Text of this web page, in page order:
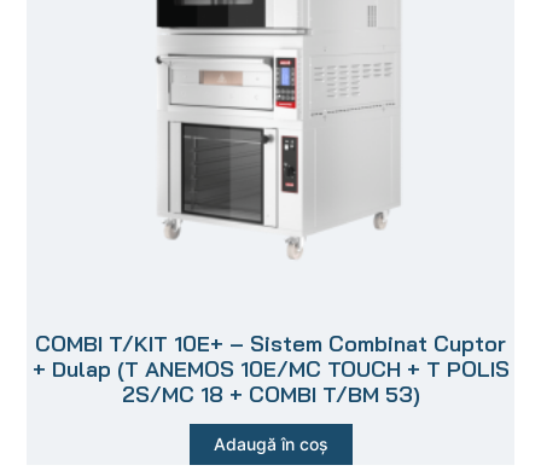
COMBI T/KIT 10E+ – Sistem Combinat Cuptor
+ Dulap (T ANEMOS 10E/MC TOUCH + T POLIS
2S/MC 18 + COMBI T/BM 53)
Adaugă în coș